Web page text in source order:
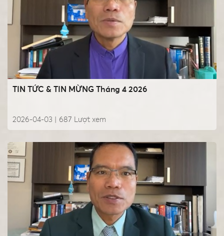
TIN TỨC & TIN MỪNG Tháng 4 2026
2026-04-03 | Lượt xem
687